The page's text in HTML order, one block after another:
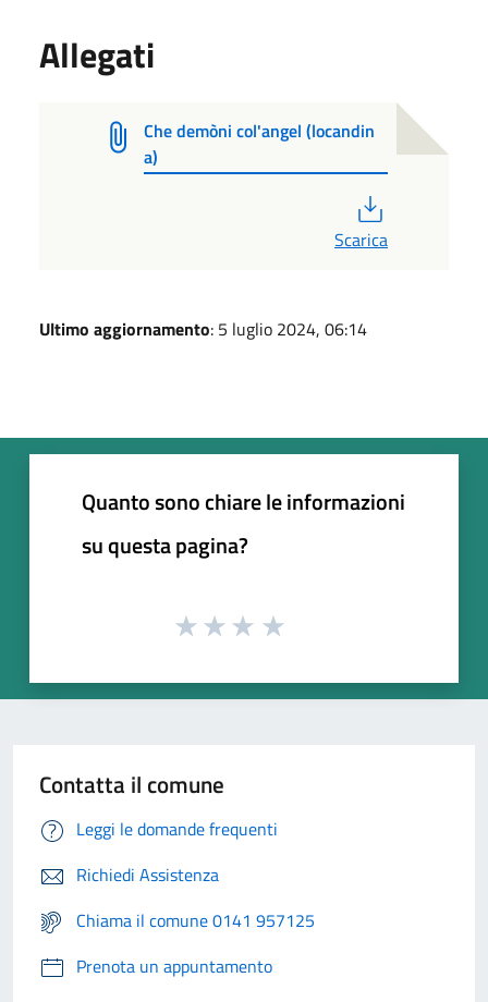
Allegati
Che demòni col'angel (locandin
a)
Scarica
Ultimo aggiornamento: 5 luglio 2024, 06:14
Quanto sono chiare le informazioni
su questa pagina?
Contatta il comune
Leggi le domande frequenti
Richiedi Assistenza
Chiama il comune 0141 957125
Prenota un appuntamento